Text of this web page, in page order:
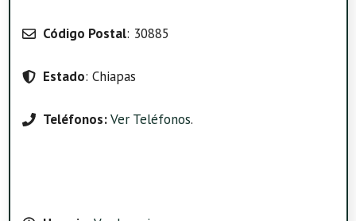
Código Postal: 30885
Estado: Chiapas
Teléfonos:Ver Teléfonos.